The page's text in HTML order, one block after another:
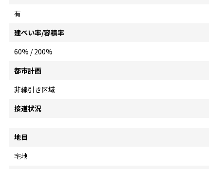
有
建ぺい率/容積率
60% / 200%
都市計画
非線引き区域
接道状況
地目
宅地